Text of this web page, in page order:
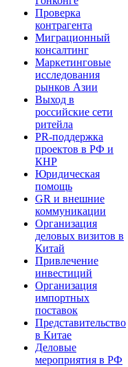
Проверка
контрагента
Миграционный
консалтинг
Маркетинговые
исследования
рынков Азии
Выход в
российские сети
ритейла
PR-поддержка
проектов в РФ и
КНР
Юридическая
помощь
GR и внешние
коммуникации
Организация
деловых визитов в
Китай
Привлечение
инвестиций
Организация
импортных
поставок
Представительство
в Китае
Деловые
мероприятия в РФ